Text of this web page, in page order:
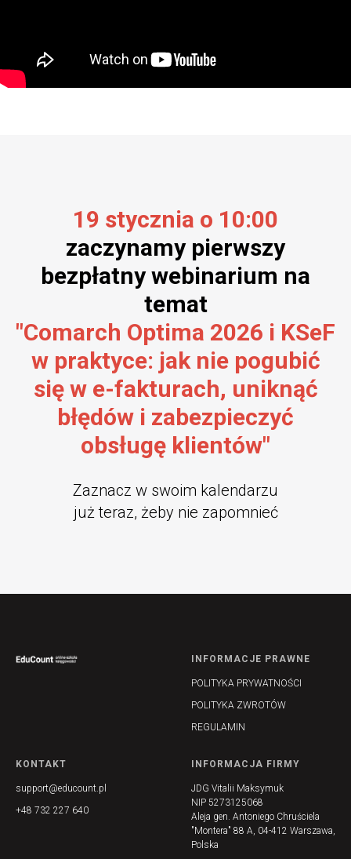
19 stycznia o 10:00
zaczynamy pierwszy
bezpłatny webinarium na
temat
"Comarch Optima 2026 i KSeF
w praktyce: jak nie pogubić
się w e-fakturach, uniknąć
błędów i zabezpieczyć
obsługę klientów"
Zaznacz w swoim kalendarzu
już teraz, żeby nie zapomnieć
INFORMACJE PRAWNE
POLITYKA PRYWATNOŚCI
POLITYKA ZWROTÓW
REGULAMIN
KONTAKT
support@educount.pl
+48 732 227 640
INFORMACJA FIRMY
JDG Vitalii Maksymuk
NIP 5273125068
Aleja gen. Antoniego Chruściela
"Montera" 88 A, 04-412 Warszawa,
Polska